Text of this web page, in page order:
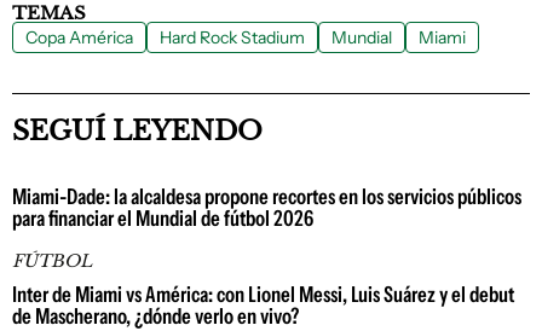
TEMAS
Copa América Hard Rock Stadium Mundial Miami
SEGUÍ LEYENDO
Miami-Dade: la alcaldesa propone recortes en los servicios públicos
para financiar el Mundial de fútbol 2026
FÚTBOL
Inter de Miami vs América: con Lionel Messi, Luis Suárez y el debut
de Mascherano, ¿dónde verlo en vivo?